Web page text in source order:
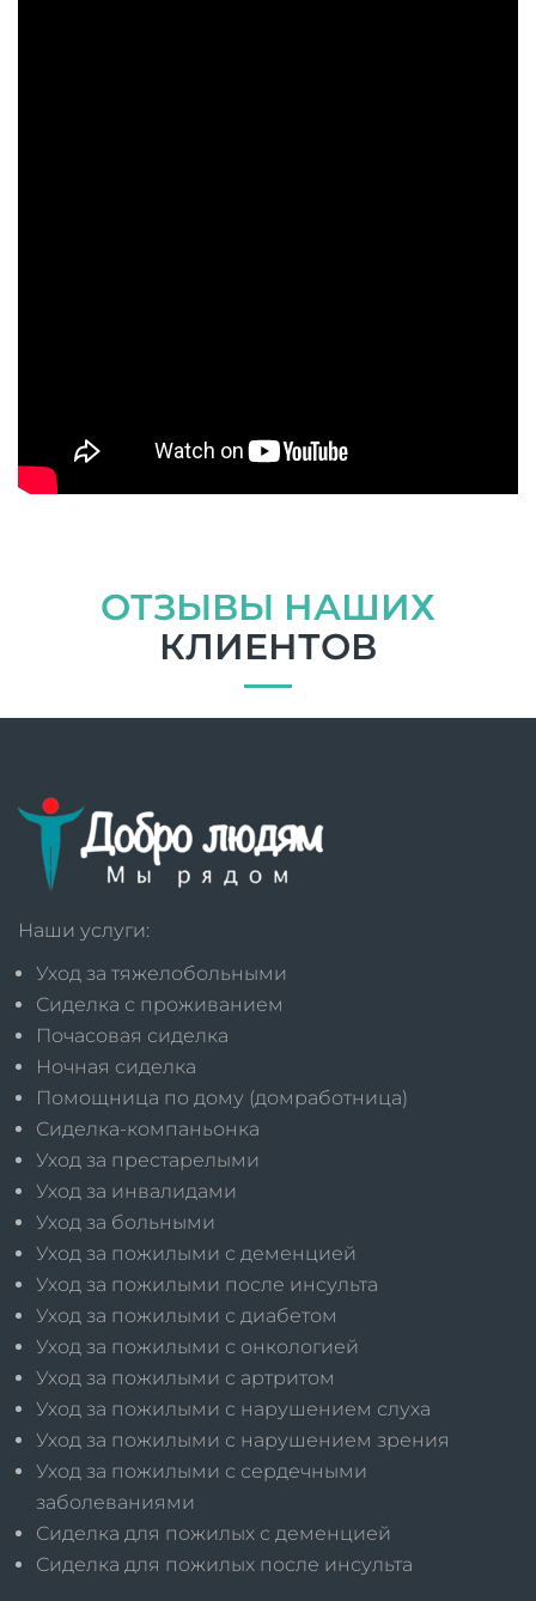
ОТЗЫВЫ НАШИХ
КЛИЕНТОВ
Наши услуги:
Уход за тяжелобольными
Сиделка с проживанием
Почасовая сиделка
Ночная сиделка
Помощница по дому (домработница)
Сиделка-компаньонка
Уход за престарелыми
Уход за инвалидами
Уход за больными
Уход за пожилыми с деменцией
Уход за пожилыми после инсульта
Уход за пожилыми с диабетом
Уход за пожилыми с онкологией
Уход за пожилыми с артритом
Уход за пожилыми с нарушением слуха
Уход за пожилыми с нарушением зрения
Уход за пожилыми с сердечными
заболеваниями
Сиделка для пожилых с деменцией
Сиделка для пожилых после инсульта